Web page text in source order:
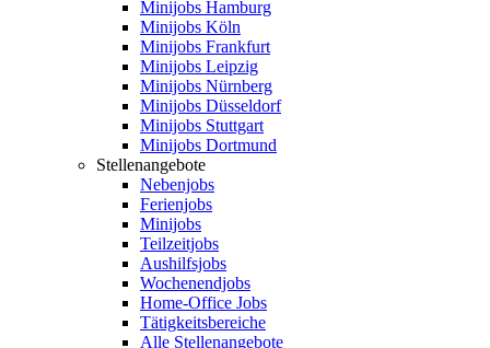
Minijobs Hamburg
Minijobs Köln
Minijobs Frankfurt
Minijobs Leipzig
Minijobs Nürnberg
Minijobs Düsseldorf
Minijobs Stuttgart
Minijobs Dortmund
Stellenangebote
Nebenjobs
Ferienjobs
Minijobs
Teilzeitjobs
Aushilfsjobs
Wochenendjobs
Home-Office Jobs
Tätigkeitsbereiche
Alle Stellenangebote